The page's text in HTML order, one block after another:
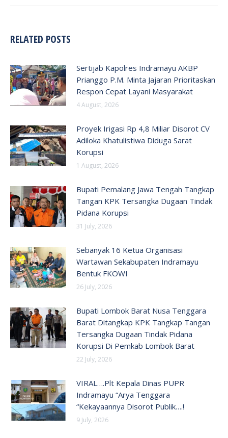
RELATED POSTS
Sertijab Kapolres Indramayu AKBP
Prianggo P.M. Minta Jajaran Prioritaskan
Respon Cepat Layani Masyarakat
4 August, 2026
Proyek Irigasi Rp 4,8 Miliar Disorot CV
Adiloka Khatulistiwa Diduga Sarat
Korupsi
1 August, 2026
Bupati Pemalang Jawa Tengah Tangkap
Tangan KPK Tersangka Dugaan Tindak
Pidana Korupsi
31 July, 2026
Sebanyak 16 Ketua Organisasi
Wartawan Sekabupaten Indramayu
Bentuk FKOWI
26 July, 2026
Bupati Lombok Barat Nusa Tenggara
Barat Ditangkap KPK Tangkap Tangan
Tersangka Dugaan Tindak Pidana
Korupsi Di Pemkab Lombok Barat
22 July, 2026
VIRAL….Plt Kepala Dinas PUPR
Indramayu “Arya Tenggara
“Kekayaannya Disorot Publik….!
9 July, 2026